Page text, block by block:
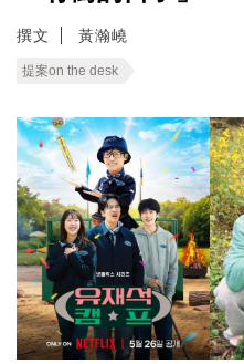
撰文 黃瀚嶢
提案on the desk